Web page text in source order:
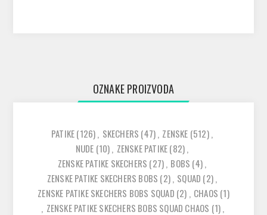
OZNAKE PROIZVODA
PATIKE(126), SKECHERS (47), ZENSKE (512),
NUDE (10), ZENSKE PATIKE(82),
ZENSKE PATIKE SKECHERS (27), BOBS (4),
ZENSKE PATIKE SKECHERS BOBS (2), SQUAD (2),
ZENSKE PATIKE SKECHERS BOBS SQUAD (2) , CHAOS (1)
, ZENSKE PATIKE SKECHERS BOBS SQUAD CHAOS (1),